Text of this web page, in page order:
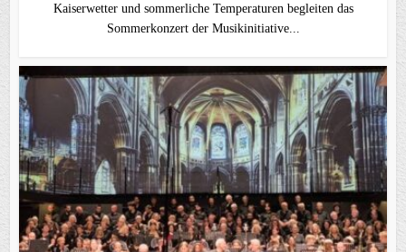
Kaiserwetter und sommerliche Temperaturen begleiten das
Sommerkonzert der Musikinitiative...